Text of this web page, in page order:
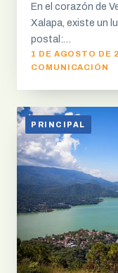
En el corazón de
Xalapa, existe un
postal:…
1 DE AGOSTO DE
COMUNICACIÓN
PRINCIPAL